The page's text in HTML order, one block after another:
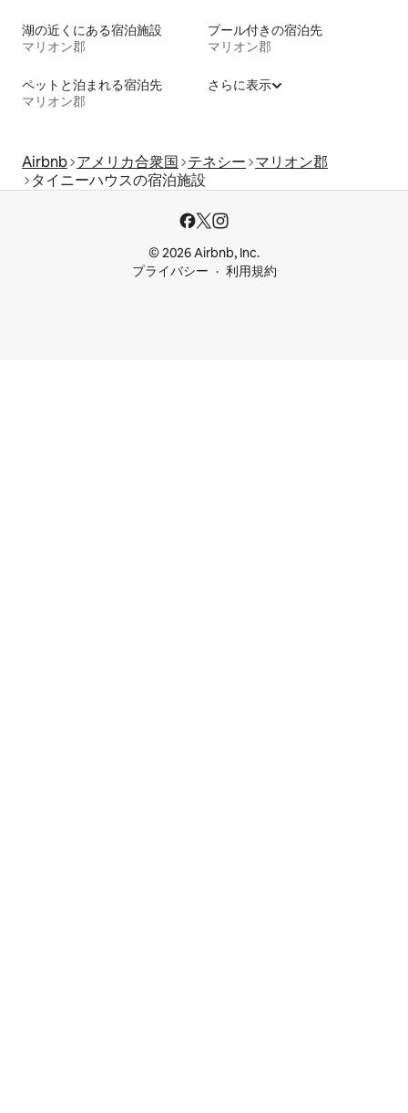
湖の近くにある宿泊施設
マリオン郡
プール付きの宿泊先
マリオン郡
ペットと泊まれる宿泊先
マリオン郡
さらに表示
Airbnb アメリカ合衆国 テネシー マリオン郡
タイニーハウスの宿泊施設
© 2026 Airbnb, Inc.
プライバシー
利用規約